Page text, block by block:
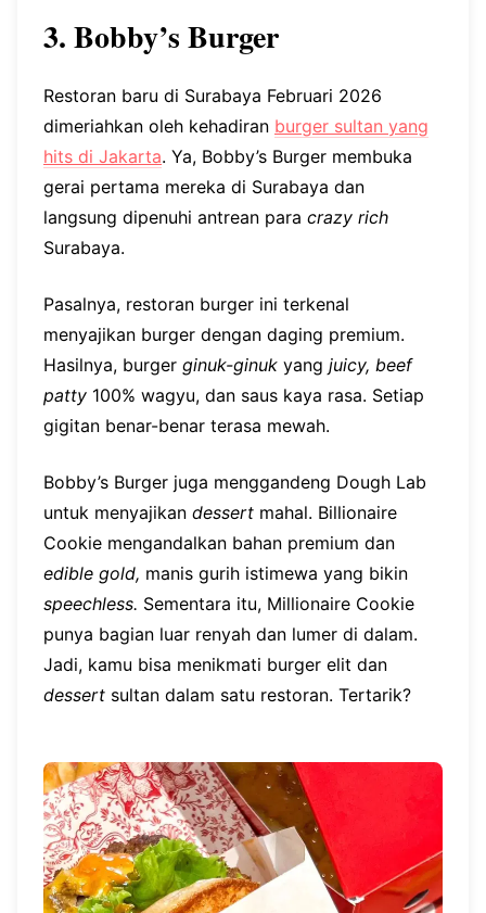
3. Bobby’s Burger
Restoran baru di Surabaya Februari 2026
dimeriahkan oleh kehadiran burger sultan yang
hits di Jakarta. Ya, Bobby’s Burger membuka
gerai pertama mereka di Surabaya dan
langsung dipenuhi antrean para crazy rich
Surabaya.
Pasalnya, restoran burger ini terkenal
menyajikan burger dengan daging premium.
Hasilnya, burger ginuk-ginuk yang juicy, beef
patty 100% wagyu, dan saus kaya rasa. Setiap
gigitan benar-benar terasa mewah.
Bobby’s Burger juga menggandeng Dough Lab
untuk menyajikan dessert mahal. Billionaire
Cookie mengandalkan bahan premium dan
edible gold, manis gurih istimewa yang bikin
speechless. Sementara itu, Millionaire Cookie
punya bagian luar renyah dan lumer di dalam.
Jadi, kamu bisa menikmati burger elit dan
dessert sultan dalam satu restoran. Tertarik?